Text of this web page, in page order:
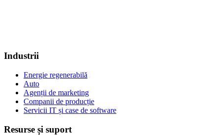
Industrii
Energie regenerabilă
Auto
Agenții de marketing
Companii de producție
Servicii IT și case de software
Resurse și suport